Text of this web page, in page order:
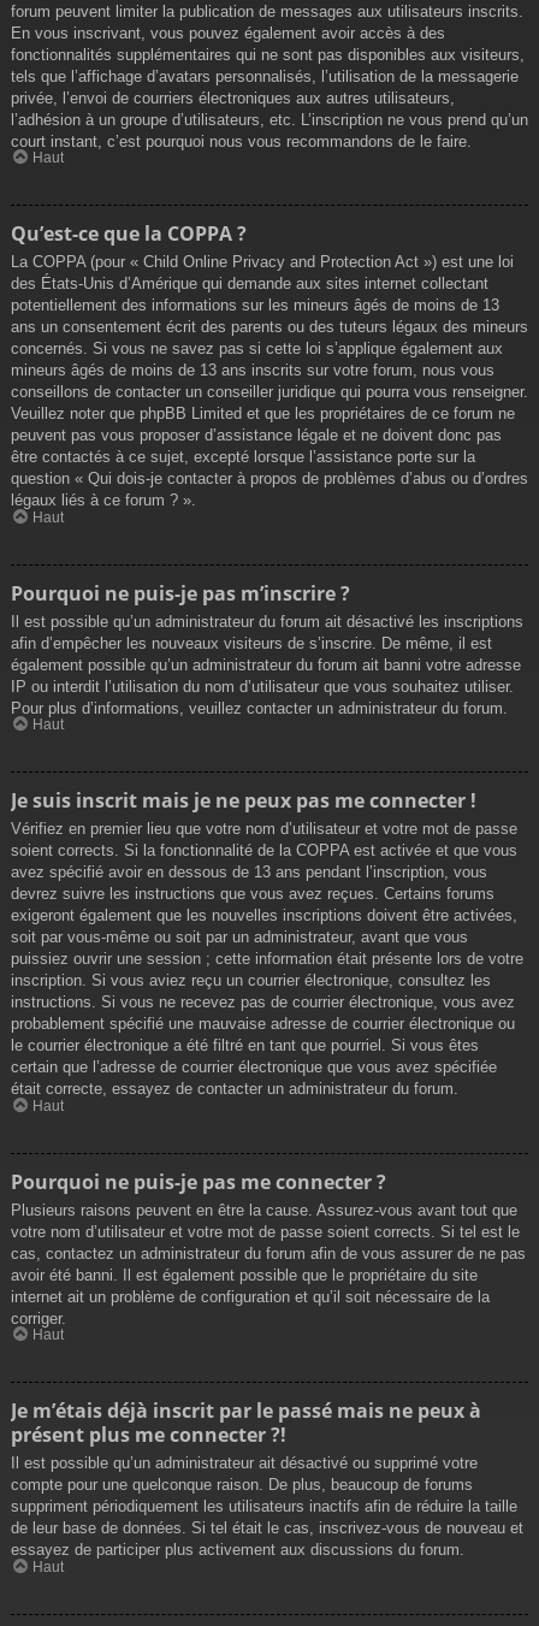
forum peuvent limiter la publication de messages aux utilisateurs inscrits.
En vous inscrivant, vous pouvez également avoir accès à des
fonctionnalités supplémentaires qui ne sont pas disponibles aux visiteurs,
tels que l’affichage d’avatars personnalisés, l’utilisation de la messagerie
privée, l’envoi de courriers électroniques aux autres utilisateurs,
l’adhésion à un groupe d’utilisateurs, etc. L’inscription ne vous prend qu’un
court instant, c’est pourquoi nous vous recommandons de le faire.
Haut
Qu’est-ce que la COPPA ?
La COPPA (pour « Child Online Privacy and Protection Act ») est une loi
des États-Unis d’Amérique qui demande aux sites internet collectant
potentiellement des informations sur les mineurs âgés de moins de 13
ans un consentement écrit des parents ou des tuteurs légaux des mineurs
concernés. Si vous ne savez pas si cette loi s’applique également aux
mineurs âgés de moins de 13 ans inscrits sur votre forum, nous vous
conseillons de contacter un conseiller juridique qui pourra vous renseigner.
Veuillez noter que phpBB Limited et que les propriétaires de ce forum ne
peuvent pas vous proposer d’assistance légale et ne doivent donc pas
être contactés à ce sujet, excepté lorsque l’assistance porte sur la
question « Qui dois-je contacter à propos de problèmes d’abus ou d’ordres
légaux liés à ce forum ? ».
Haut
Pourquoi ne puis-je pas m’inscrire ?
Il est possible qu’un administrateur du forum ait désactivé les inscriptions
afin d’empêcher les nouveaux visiteurs de s’inscrire. De même, il est
également possible qu’un administrateur du forum ait banni votre adresse
IP ou interdit l’utilisation du nom d’utilisateur que vous souhaitez utiliser.
Pour plus d’informations, veuillez contacter un administrateur du forum.
Haut
Je suis inscrit mais je ne peux pas me connecter !
Vérifiez en premier lieu que votre nom d’utilisateur et votre mot de passe
soient corrects. Si la fonctionnalité de la COPPA est activée et que vous
avez spécifié avoir en dessous de 13 ans pendant l’inscription, vous
devrez suivre les instructions que vous avez reçues. Certains forums
exigeront également que les nouvelles inscriptions doivent être activées,
soit par vous-même ou soit par un administrateur, avant que vous
puissiez ouvrir une session ; cette information était présente lors de votre
inscription. Si vous aviez reçu un courrier électronique, consultez les
instructions. Si vous ne recevez pas de courrier électronique, vous avez
probablement spécifié une mauvaise adresse de courrier électronique ou
le courrier électronique a été filtré en tant que pourriel. Si vous êtes
certain que l’adresse de courrier électronique que vous avez spécifiée
était correcte, essayez de contacter un administrateur du forum.
Haut
Pourquoi ne puis-je pas me connecter ?
Plusieurs raisons peuvent en être la cause. Assurez-vous avant tout que
votre nom d’utilisateur et votre mot de passe soient corrects. Si tel est le
cas, contactez un administrateur du forum afin de vous assurer de ne pas
avoir été banni. Il est également possible que le propriétaire du site
internet ait un problème de configuration et qu’il soit nécessaire de la
corriger.
Haut
Je m’étais déjà inscrit par le passé mais ne peux à
présent plus me connecter ?!
Il est possible qu’un administrateur ait désactivé ou supprimé votre
compte pour une quelconque raison. De plus, beaucoup de forums
suppriment périodiquement les utilisateurs inactifs afin de réduire la taille
de leur base de données. Si tel était le cas, inscrivez-vous de nouveau et
essayez de participer plus activement aux discussions du forum.
Haut